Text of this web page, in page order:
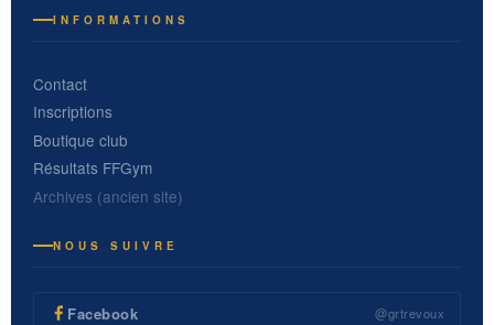
INFORMATIONS
Contact
Inscriptions
Boutique club
Résultats FFGym
Archives (ancien site)
NOUS SUIVRE
Facebook @grtrevoux